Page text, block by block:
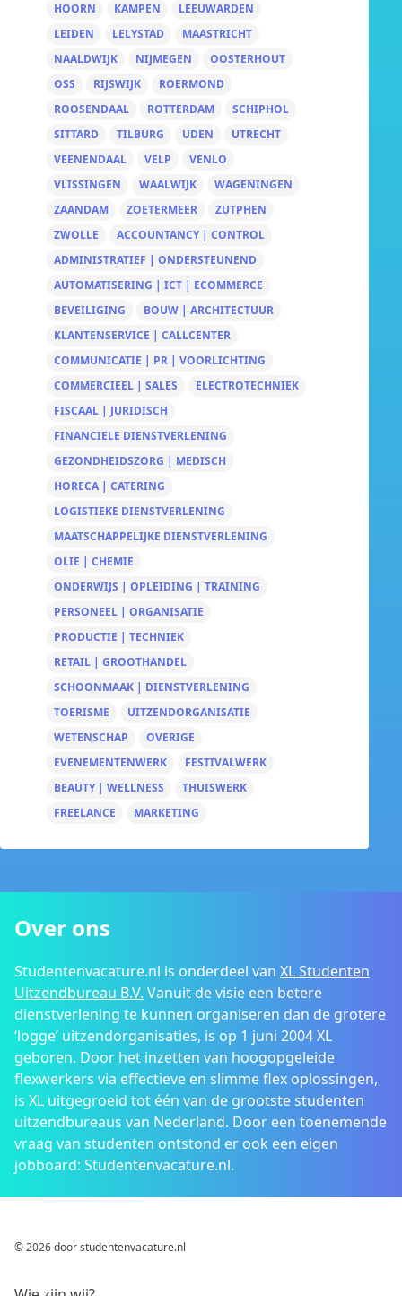
HOORN
KAMPEN
LEEUWARDEN
LEIDEN
LELYSTAD
MAASTRICHT
NAALDWIJK
NIJMEGEN
OOSTERHOUT
OSS
RIJSWIJK
ROERMOND
ROOSENDAAL
ROTTERDAM
SCHIPHOL
SITTARD
TILBURG UDEN
UTRECHT
VEENENDAAL
VELP
VENLO
VLISSINGEN
WAALWIJK
WAGENINGEN
ZAANDAM
ZOETERMEER
ZUTPHEN
ZWOLLE
ACCOUNTANCY | CONTROL
ADMINISTRATIEF | ONDERSTEUNEND
AUTOMATISERING | ICT | ECOMMERCE
BEVEILIGING
BOUW | ARCHITECTUUR
KLANTENSERVICE | CALLCENTER
COMMUNICATIE | PR | VOORLICHTING
COMMERCIEEL | SALES
ELECTROTECHNIEK
FISCAAL | JURIDISCH
FINANCIELE DIENSTVERLENING
GEZONDHEIDSZORG | MEDISCH
HORECA | CATERING
LOGISTIEKE DIENSTVERLENING
MAATSCHAPPELIJKE DIENSTVERLENING
OLIE | CHEMIE
ONDERWIJS | OPLEIDING | TRAINING
PERSONEEL | ORGANISATIE
PRODUCTIE | TECHNIEK
RETAIL | GROOTHANDEL
SCHOONMAAK | DIENSTVERLENING
TOERISME
UITZENDORGANISATIE
WETENSCHAP
OVERIGE
EVENEMENTENWERK
FESTIVALWERK
BEAUTY | WELLNESS
THUISWERK
FREELANCE
MARKETING
Over ons
Studentenvacature.nl is onderdeel van XL Studenten
Uitzendbureau B.V. Vanuit de visie een betere
dienstverlening te kunnen organiseren dan de grotere
‘logge’ uitzendorganisaties, is op 1 juni 2004 XL
geboren. Door het inzetten van hoogopgeleide
flexwerkers via effectieve en slimme flex oplossingen,
is XL uitgegroeid tot één van de grootste studenten
uitzendbureaus van Nederland. Door een toenemende
vraag van studenten ontstond er ook een eigen
jobboard: Studentenvacature.nl.
© 2026 door studentenvacature.nl